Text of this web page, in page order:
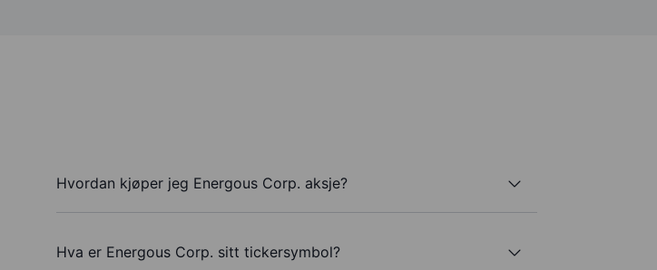
Hvordan kjøper jeg Energous Corp. aksje?
Hva er Energous Corp. sitt tickersymbol?